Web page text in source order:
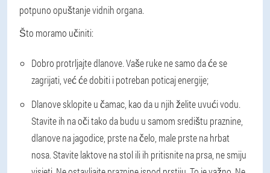
potpuno opuštanje vidnih organa.
Što moramo učiniti:
Dobro protrljajte dlanove. Vaše ruke ne samo da će se
zagrijati, već će dobiti i potreban poticaj energije;
Dlanove sklopite u čamac, kao da u njih želite uvući vodu.
Stavite ih na oči tako da budu u samom središtu praznine,
dlanove na jagodice, prste na čelo, male prste na hrbat
nosa. Stavite laktove na stol ili ih pritisnite na prsa, ne smiju